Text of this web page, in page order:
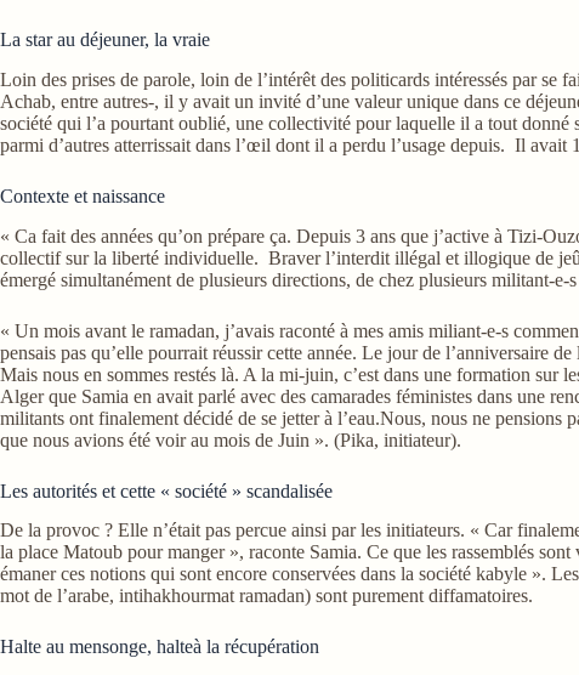
La star au déjeuner, la vraie
Loin des prises de parole, loin de l’intérêt des politicards intéressés par
Achab, entre autres-, il y avait un invité d’une valeur unique dans ce
société qui l’a pourtant oublié, une collectivité pour laquelle il a tout
parmi d’autres atterrissait dans l’œil dont il a perdu l’usage depuis. Il
Contexte et naissance
« Ca fait des années qu’on prépare ça. Depuis 3 ans que j’active à Tizi-
collectif sur la liberté individuelle. Braver l’interdit illégal et illogique de
émergé simultanément de plusieurs directions, de chez plusieurs militant-
« Un mois avant le ramadan, j’avais raconté à mes amis miliant-e-s
pensais pas qu’elle pourrait réussir cette année. Le jour de l’anniversaire
Mais nous en sommes restés là. A la mi-juin, c’est dans une formation sur
Alger que Samia en avait parlé avec des camarades féministes dans une
militants ont finalement décidé de se jetter à l’eau.Nous, nous ne
que nous avions été voir au mois de Juin ». (Pika, initiateur).
Les autorités et cette « société » scandalisée
De la provoc ? Elle n’était pas percue ainsi par les initiateurs. « Car
la place Matoub pour manger », raconte Samia. Ce que les rassemblés
émaner ces notions qui sont encore conservées dans la société kabyle ».
mot de l’arabe, intihakhourmat ramadan) sont purement diffamatoires.
Halte au mensonge, halteà la récupération